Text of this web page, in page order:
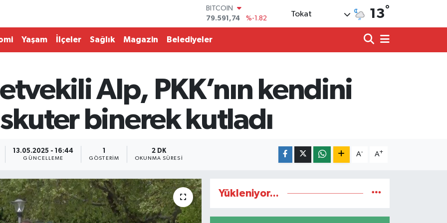
79.591,74
DOLAR
45,43620
%0.02
EURO
G.ALTIN
6862,09000
%0.19
BİST100
14.598,00
Tokat 13°
Yaşam İlçeler Sağlık Magazin Belediyeler
Alp, PKK’nın kendini
binerek kutladı
13.05.2025 - 16:44
GÜNCELLEME
1
GÖSTERIM
2 DK
OKUNMA SÜRESI
A- A+
Yükleniyor...